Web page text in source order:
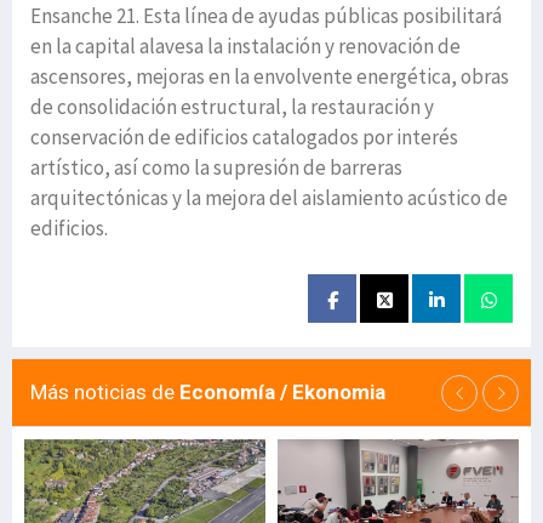
Ensanche 21. Esta línea de ayudas públicas posibilitará
en la capital alavesa la instalación y renovación de
ascensores, mejoras en la envolvente energética, obras
de consolidación estructural, la restauración y
conservación de edificios catalogados por interés
artístico, así como la supresión de barreras
arquitectónicas y la mejora del aislamiento acústico de
edificios.
Más noticias de Economía / Ekonomia